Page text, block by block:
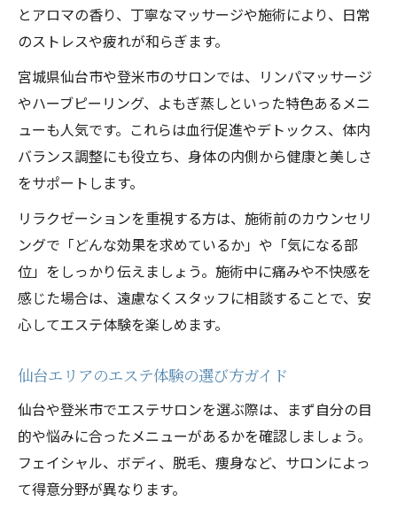
エステ体験で感じる全身リフレッシュ効果
リンパマッサージがもたらす美容と健康サ
ポート
むくみ解消に役立つエステ体験の選び方
リラックス重視のリンパマッサージ体験術
自然派の施術で肌にやさしいエステ選び方
ハーブピーリング体験で美肌を目指す方法
エステ体験で実感する自然派施術の魅力
敏感肌におすすめのエステ体験とは
よもぎ蒸し体験で肌と心をやさしくケア
成分にこだわるエステ体験の選び方ポイン
とアロマの香り、丁寧なマッサージや施術により、日常
のストレスや疲れが和らぎます。
宮城県仙台市や登米市のサロンでは、リンパマッサージ
やハーブピーリング、よもぎ蒸しといった特色あるメニ
ューも人気です。これらは血行促進やデトックス、体内
バランス調整にも役立ち、身体の内側から健康と美しさ
をサポートします。
リラクゼーションを重視する方は、施術前のカウンセリ
ングで「どんな効果を求めているか」や「気になる部
位」をしっかり伝えましょう。施術中に痛みや不快感を
感じた場合は、遠慮なくスタッフに相談することで、安
心してエステ体験を楽しめます。
仙台エリアのエステ体験の選び方ガイド
仙台や登米市でエステサロンを選ぶ際は、まず自分の目
的や悩みに合ったメニューがあるかを確認しましょう。
フェイシャル、ボディ、脱毛、痩身など、サロンによっ
て得意分野が異なります。